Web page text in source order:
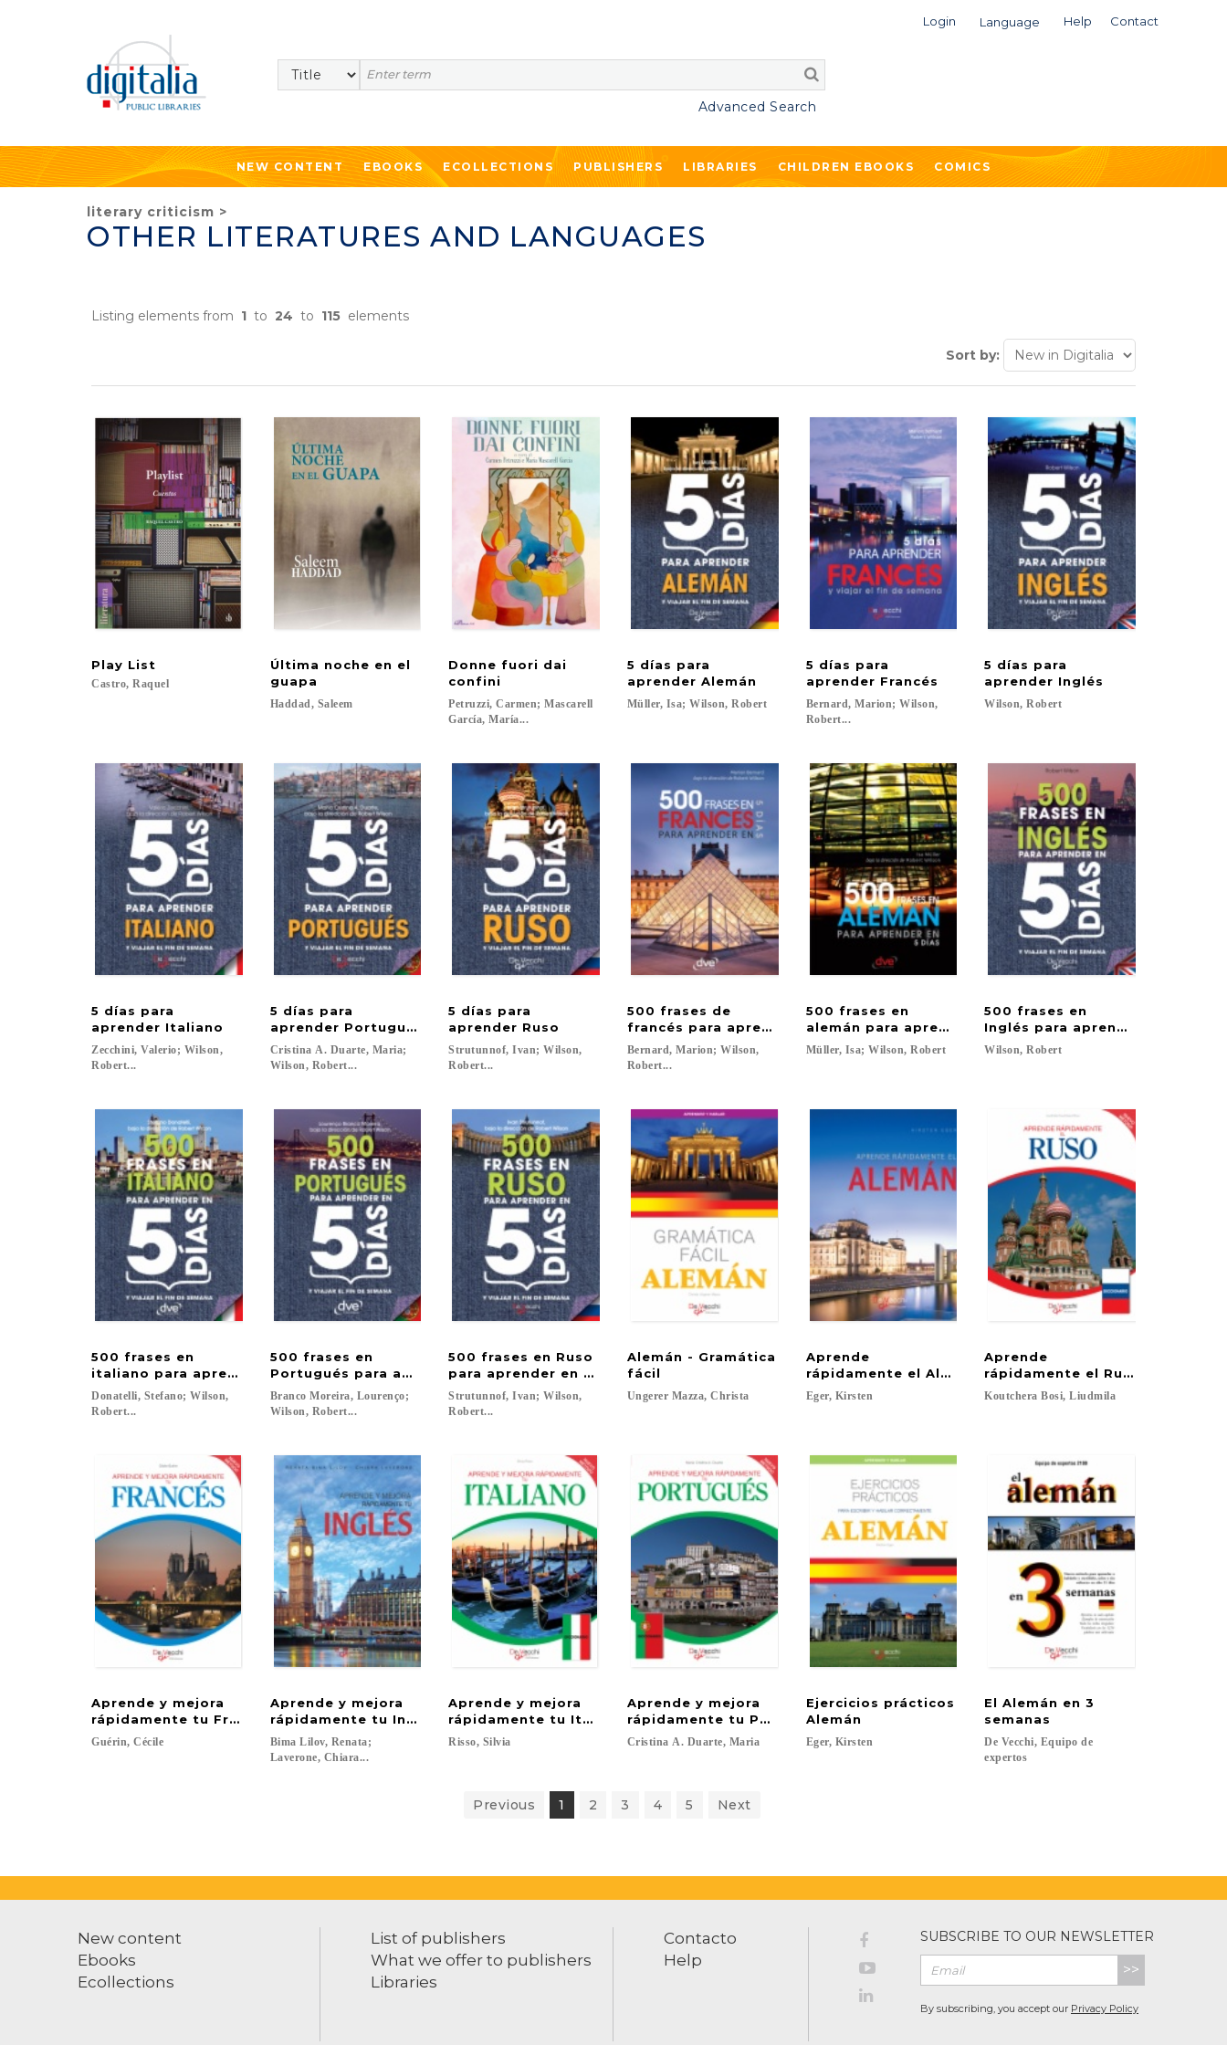
Login Language Help Contact
Search
Advanced Search
NEW CONTENT EBOOKS ECOLLECTIONS PUBLISHERS LIBRARIES CHILDREN EBOOKS COMICS
literary criticism >
OTHER LITERATURES AND LANGUAGES
Listing elements from 1 to 24 to 115 elements
Sort by:
Play List
Castro, Raquel
Última noche en el
guapa
Haddad, Saleem
Donne fuori dai
confini
Petruzzi, Carmen; Mascarell
García, María...
5 días para
aprender Alemán
Müller, Isa; Wilson, Robert
5 días para
aprender Francés
Bernard, Marion; Wilson,
Robert...
5 días para
aprender Inglés
Wilson, Robert
5 días para
aprender Italiano
Zecchini, Valerio; Wilson,
Robert...
5 días para
aprender Portugués
Cristina A. Duarte, Maria;
Wilson, Robert...
5 días para
aprender Ruso
Strutunnof, Ivan; Wilson,
Robert...
500 frases de
francés para aprender en 5 días
Bernard, Marion; Wilson,
Robert...
500 frases en
alemán para aprender en 5 días
Müller, Isa; Wilson, Robert
500 frases en
Inglés para aprender en 5 días
Wilson, Robert
500 frases en
italiano para aprender en 5 días
Donatelli, Stefano; Wilson,
Robert...
500 frases en
Portugués para aprender en 5 días
Branco Moreira, Lourenço;
Wilson, Robert...
500 frases en Ruso
para aprender en 5 días
Strutunnof, Ivan; Wilson,
Robert...
Alemán - Gramática
fácil
Ungerer Mazza, Christa
Aprende
rápidamente el Alemán
Eger, Kirsten
Aprende
rápidamente el Ruso
Koutchera Bosi, Liudmila
Aprende y mejora
rápidamente tu Francés
Guérin, Cécile
Aprende y mejora
rápidamente tu Inglés
Bima Lilov, Renata;
Laverone, Chiara...
Aprende y mejora
rápidamente tu Italiano
Risso, Silvia
Aprende y mejora
rápidamente tu Portugués
Cristina A. Duarte, Maria
Ejercicios prácticos
Alemán
Eger, Kirsten
El Alemán en 3
semanas
De Vecchi, Equipo de
expertos
Previous 1 2 3 4 5 Next
New content
Ebooks
Ecollections
List of publishers
What we offer to publishers
Libraries
Contacto
Help
SUBSCRIBE TO OUR NEWSLETTER
>>
By subscribing, you accept our Privacy Policy